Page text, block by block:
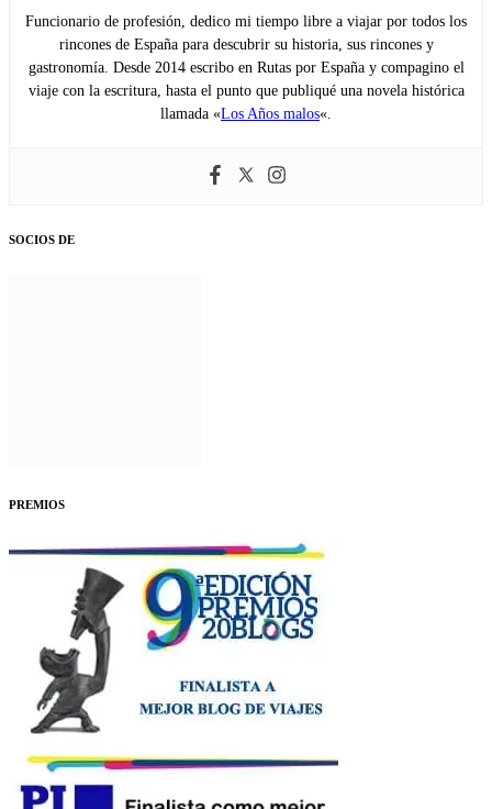
Funcionario de profesión, dedico mi tiempo libre a viajar por todos los
rincones de España para descubrir su historia, sus rincones y
gastronomía. Desde 2014 escribo en Rutas por España y compagino el
viaje con la escritura, hasta el punto que publiqué una novela histórica
llamada «Los Años malos«.
SOCIOS DE
PREMIOS